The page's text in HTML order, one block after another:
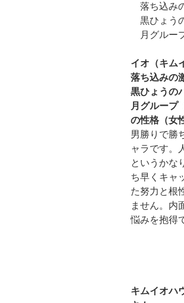
落ち込み
黒ひょう
月グルー
イオ（キム
落ち込みの
黒ひょうの
月グループ
の性格（女
男勝りで勝
ャラです。
というかな
ち早くキャ
た努力と根
ません。内
悩みを抱得
キムイオハ